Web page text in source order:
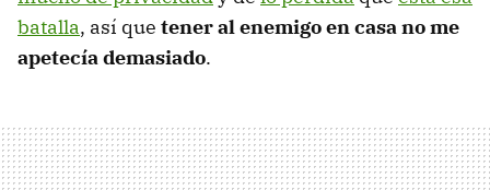
batalla, así que tener al enemigo en casa no me
apetecía demasiado.